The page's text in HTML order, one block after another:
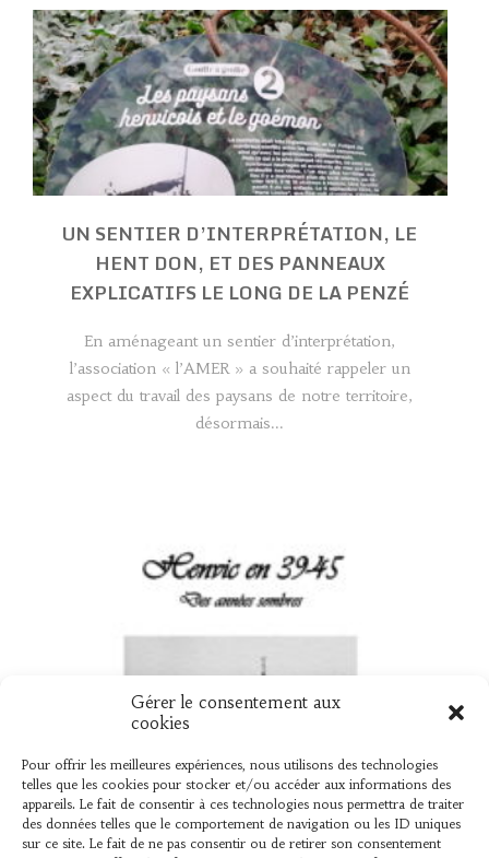
Gérer le consentement aux
cookies
Pour offrir les meilleures expériences, nous utilisons des technologies
telles que les cookies pour stocker et/ou accéder aux informations des
appareils. Le fait de consentir à ces technologies nous permettra de traiter
des données telles que le comportement de navigation ou les ID uniques
sur ce site. Le fait de ne pas consentir ou de retirer son consentement
UN SENTIER D’INTERPRÉTATION, LE
HENT DON, ET DES PANNEAUX
EXPLICATIFS LE LONG DE LA PENZÉ
En aménageant un sentier d’interprétation,
l’association « l’AMER » a souhaité rappeler un
aspect du travail des paysans de notre territoire,
désormais...
UN NOUVEAU LIVRE « HENVIC EN 39
Vient de sortir L’association « L’AMER » vient de
publier un ouvrage élaboré par Bernard Le Mer,
sur ce que les henvicois...